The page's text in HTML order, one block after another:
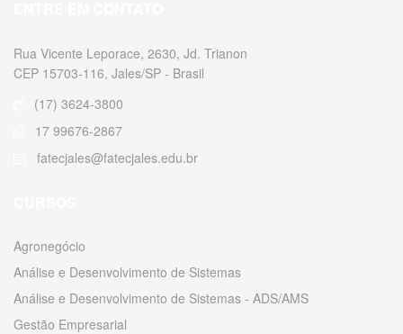
Rua Vicente Leporace, 2630, Jd. Trianon
CEP 15703-116, Jales/SP - Brasil
(17) 3624-3800
17 99676-2867
fatecjales@fatecjales.edu.br
Agronegócio
Análise e Desenvolvimento de Sistemas
Análise e Desenvolvimento de Sistemas - ADS/AMS
Gestão Empresarial